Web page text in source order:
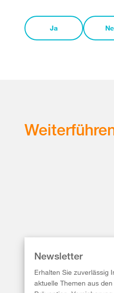
Ja
Newsletter
Erhalten Sie zuverlässig
aktuelle Themen aus